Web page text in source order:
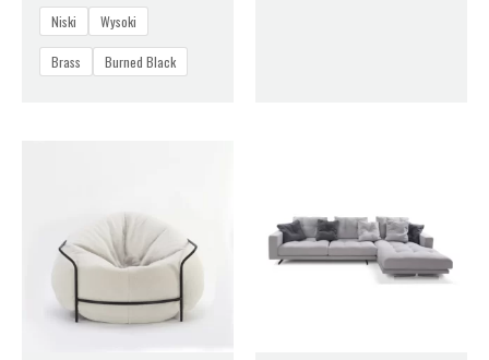
Niski Wysoki
Brass Burned Black